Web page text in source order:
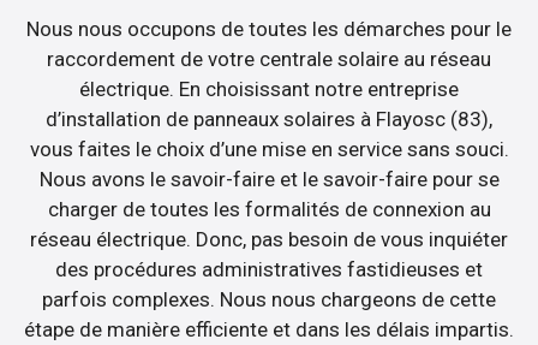
Nous nous occupons de toutes les démarches pour le
raccordement de votre centrale solaire au réseau
électrique. En choisissant notre entreprise
d’installation de panneaux solaires à Flayosc (83),
vous faites le choix d’une mise en service sans souci.
Nous avons le savoir-faire et le savoir-faire pour se
charger de toutes les formalités de connexion au
réseau électrique. Donc, pas besoin de vous inquiéter
des procédures administratives fastidieuses et
parfois complexes. Nous nous chargeons de cette
étape de manière efficiente et dans les délais impartis.